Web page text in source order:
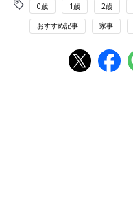
0歳 1歳 2歳
おすすめ記事 家事